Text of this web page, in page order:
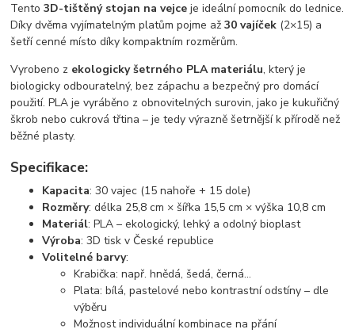
Tento3D-tištěný stojan na vejce je ideální pomocník do lednice.
Díky dvěma vyjímatelným platům pojme až30 vajíček (2×15) a
šetří cenné místo díky kompaktním rozměrům.
Vyrobeno z ekologicky šetrného PLA materiálu, který je
biologicky odbouratelný, bez zápachu a bezpečný pro domácí
použití. PLA je vyráběno z obnovitelných surovin, jako je kukuřičný
škrob nebo cukrová třtina – je tedy výrazně šetrnější k přírodě než
běžné plasty.
Specifikace:
Kapacita: 30 vajec (15 nahoře + 15 dole)
Rozměry: délka 25,8 cm × šířka 15,5 cm × výška 10,8 cm
Materiál: PLA – ekologický, lehký a odolný bioplast
Výroba: 3D tisk v České republice
Volitelné barvy:
Krabička: např. hnědá, šedá, černá...
Plata: bílá, pastelové nebo kontrastní odstíny – dle
výběru
Možnost individuální kombinace na přání